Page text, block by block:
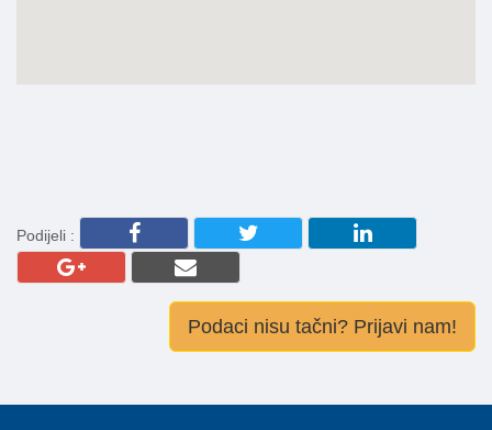
Podijeli :
Podaci nisu tačni? Prijavi nam!